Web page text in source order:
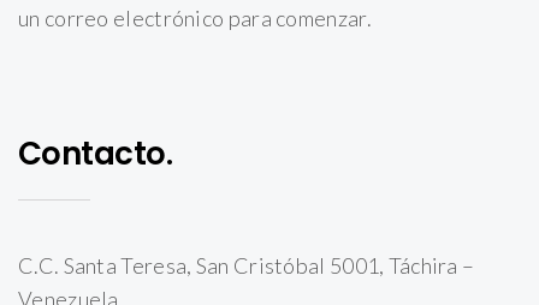
un correo electrónico para comenzar.
Contacto.
C.C. Santa Teresa, San Cristóbal 5001, Táchira –
Venezuela